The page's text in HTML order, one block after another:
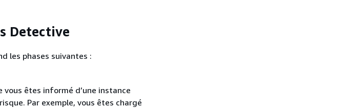
Detective
les phases suivantes :
vous êtes informé d’une instance
Par exemple, vous êtes chargé